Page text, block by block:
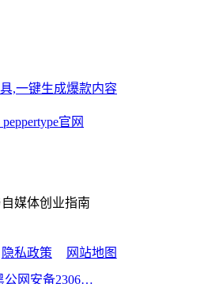
,一键生成爆款内容
peppertype官网
媒体创业指南
隐私政策
网站地图
黑公网安备23060302000213号